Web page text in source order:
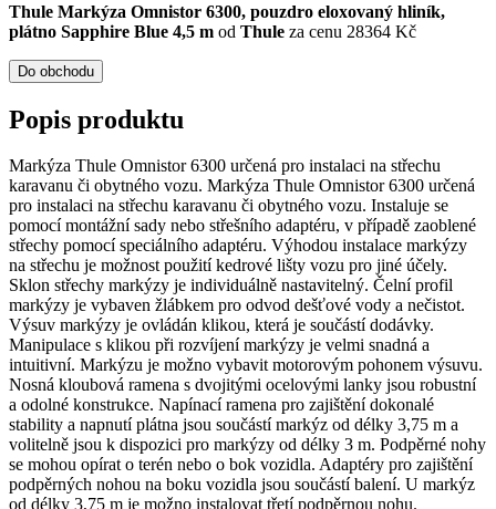
Thule Markýza Omnistor 6300, pouzdro eloxovaný hliník,
plátno Sapphire Blue 4,5 m od Thule za cenu 28364 Kč
Do obchodu
Popis produktu
Markýza Thule Omnistor 6300 určená pro instalaci na střechu
karavanu či obytného vozu. Markýza Thule Omnistor 6300 určená
pro instalaci na střechu karavanu či obytného vozu. Instaluje se
pomocí montážní sady nebo střešního adaptéru, v případě zaoblené
střechy pomocí speciálního adaptéru. Výhodou instalace markýzy
na střechu je možnost použití kedrové lišty vozu pro jiné účely.
Sklon střechy markýzy je individuálně nastavitelný. Čelní profil
markýzy je vybaven žlábkem pro odvod dešťové vody a nečistot.
Výsuv markýzy je ovládán klikou, která je součástí dodávky.
Manipulace s klikou při rozvíjení markýzy je velmi snadná a
intuitivní. Markýzu je možno vybavit motorovým pohonem výsuvu.
Nosná kloubová ramena s dvojitými ocelovými lanky jsou robustní
a odolné konstrukce. Napínací ramena pro zajištění dokonalé
stability a napnutí plátna jsou součástí markýz od délky 3,75 m a
volitelně jsou k dispozici pro markýzy od délky 3 m. Podpěrné nohy
se mohou opírat o terén nebo o bok vozidla. Adaptéry pro zajištění
podpěrných nohou na boku vozidla jsou součástí balení. U markýz
od délky 3,75 m je možno instalovat třetí podpěrnou nohu.